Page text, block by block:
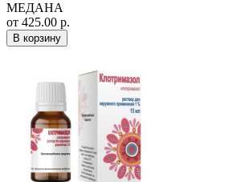
МЕДАНА
от 425.00 р.
В корзину